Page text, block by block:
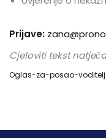
Prijave:
Cjeloviti tekst
Oglas-za-posao-